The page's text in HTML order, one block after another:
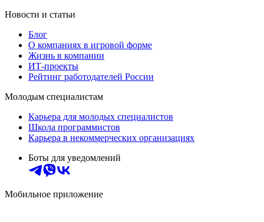
Новости и статьи
Блог
О компаниях в игровой форме
Жизнь в компании
ИТ-проекты
Рейтинг работодателей России
Молодым специалистам
Карьера для молодых специалистов
Школа программистов
Карьера в некоммерческих организациях
Боты для уведомлений
Мобильное приложение